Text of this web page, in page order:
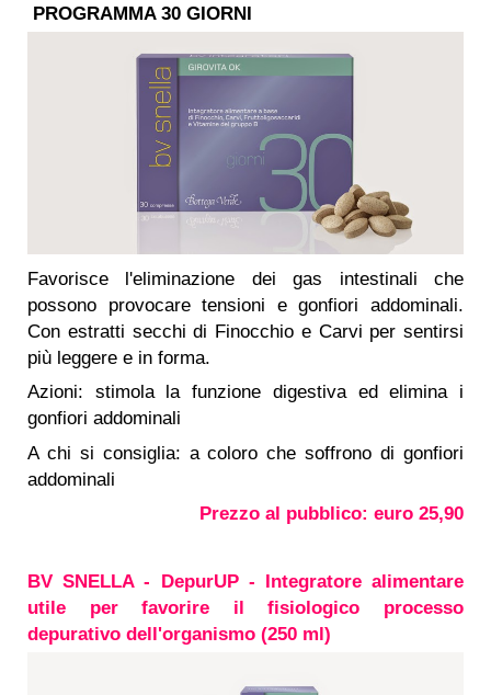
PROGRAMMA 30 GIORNI
Favorisce l'eliminazione dei gas intestinali che
possono provocare tensioni e gonfiori addominali.
Con estratti secchi di Finocchio e Carvi per sentirsi
più leggere e in forma.
Azioni: stimola la funzione digestiva ed elimina i
gonfiori addominali
A chi si consiglia: a coloro che soffrono di gonfiori
addominali
Prezzo al pubblico: euro 25,90
BV SNELLA - DepurUP - Integratore alimentare
utile per favorire il fisiologico processo
depurativo dell'organismo (250 ml)